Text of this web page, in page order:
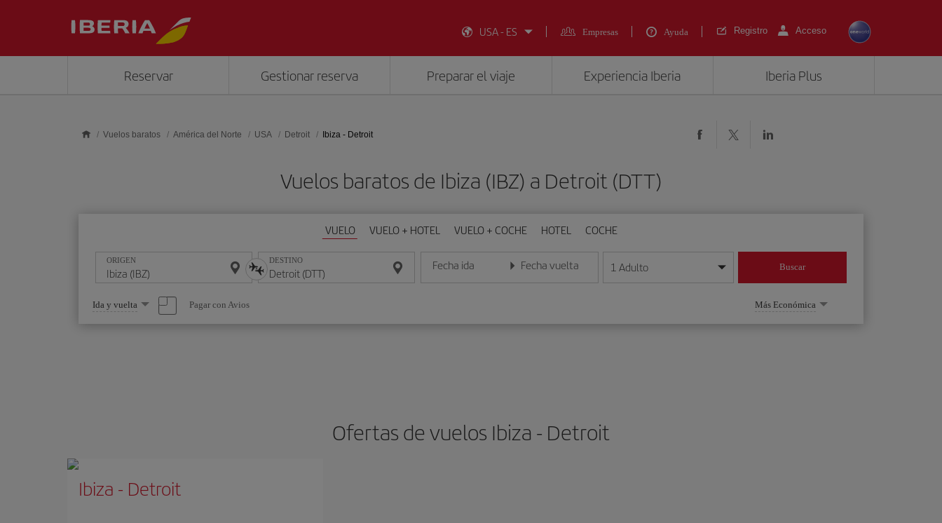
USA - ES
Empresas Ayuda Registro Acceso
Reservar Gestionar reserva Preparar el viaje Experiencia Iberia Iberia Plus
Vuelos baratos América del Norte USA Detroit Ibiza - Detroit
Vuelos baratos de Ibiza (IBZ) a Detroit (DTT)
VUELO VUELO + HOTEL VUELO + COCHE HOTEL COCHE
ORIGEN DESTINO Fecha ida
Introduce la fecha en formato día/mes/año
Fecha vuelta
Introduce la fecha en formato día/mes/año
1 Adulto Buscar
Seleccione
una
opción
Ida y vuelta Pagar con Avios Más Económica
Ofertas de vuelos Ibiza - Detroit
Ibiza - Detroit